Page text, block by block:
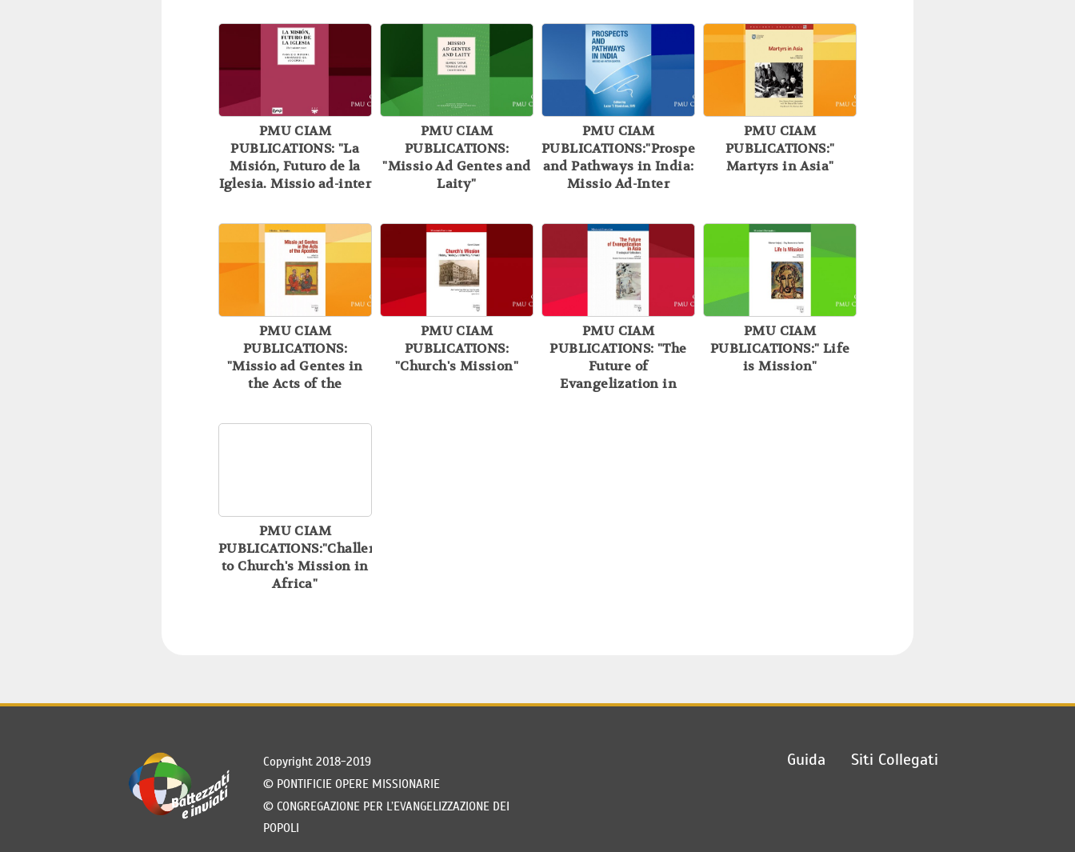
PMU CIAM
PUBLICATIONS: "La
Misión, Futuro de la
Iglesia. Missio ad-inter
PMU CIAM
PUBLICATIONS:
"Missio Ad Gentes and
Laity"
PMU CIAM
PUBLICATIONS:"Prospects
and Pathways in India:
Missio Ad-Inter
PMU CIAM
PUBLICATIONS:"
Martyrs in Asia"
PMU CIAM
PUBLICATIONS:
"Missio ad Gentes in
the Acts of the
PMU CIAM
PUBLICATIONS:
"Church's Mission"
PMU CIAM
PUBLICATIONS: "The
Future of
Evangelization in
PMU CIAM
PUBLICATIONS:" Life
is Mission"
PMU CIAM
PUBLICATIONS:"Challenges
to Church's Mission in
Africa"
Copyright 2018-2019
© PONTIFICIE OPERE MISSIONARIE
© CONGREGAZIONE PER L’EVANGELIZZAZIONE DEI
POPOLI
Siti Collegati
Guida